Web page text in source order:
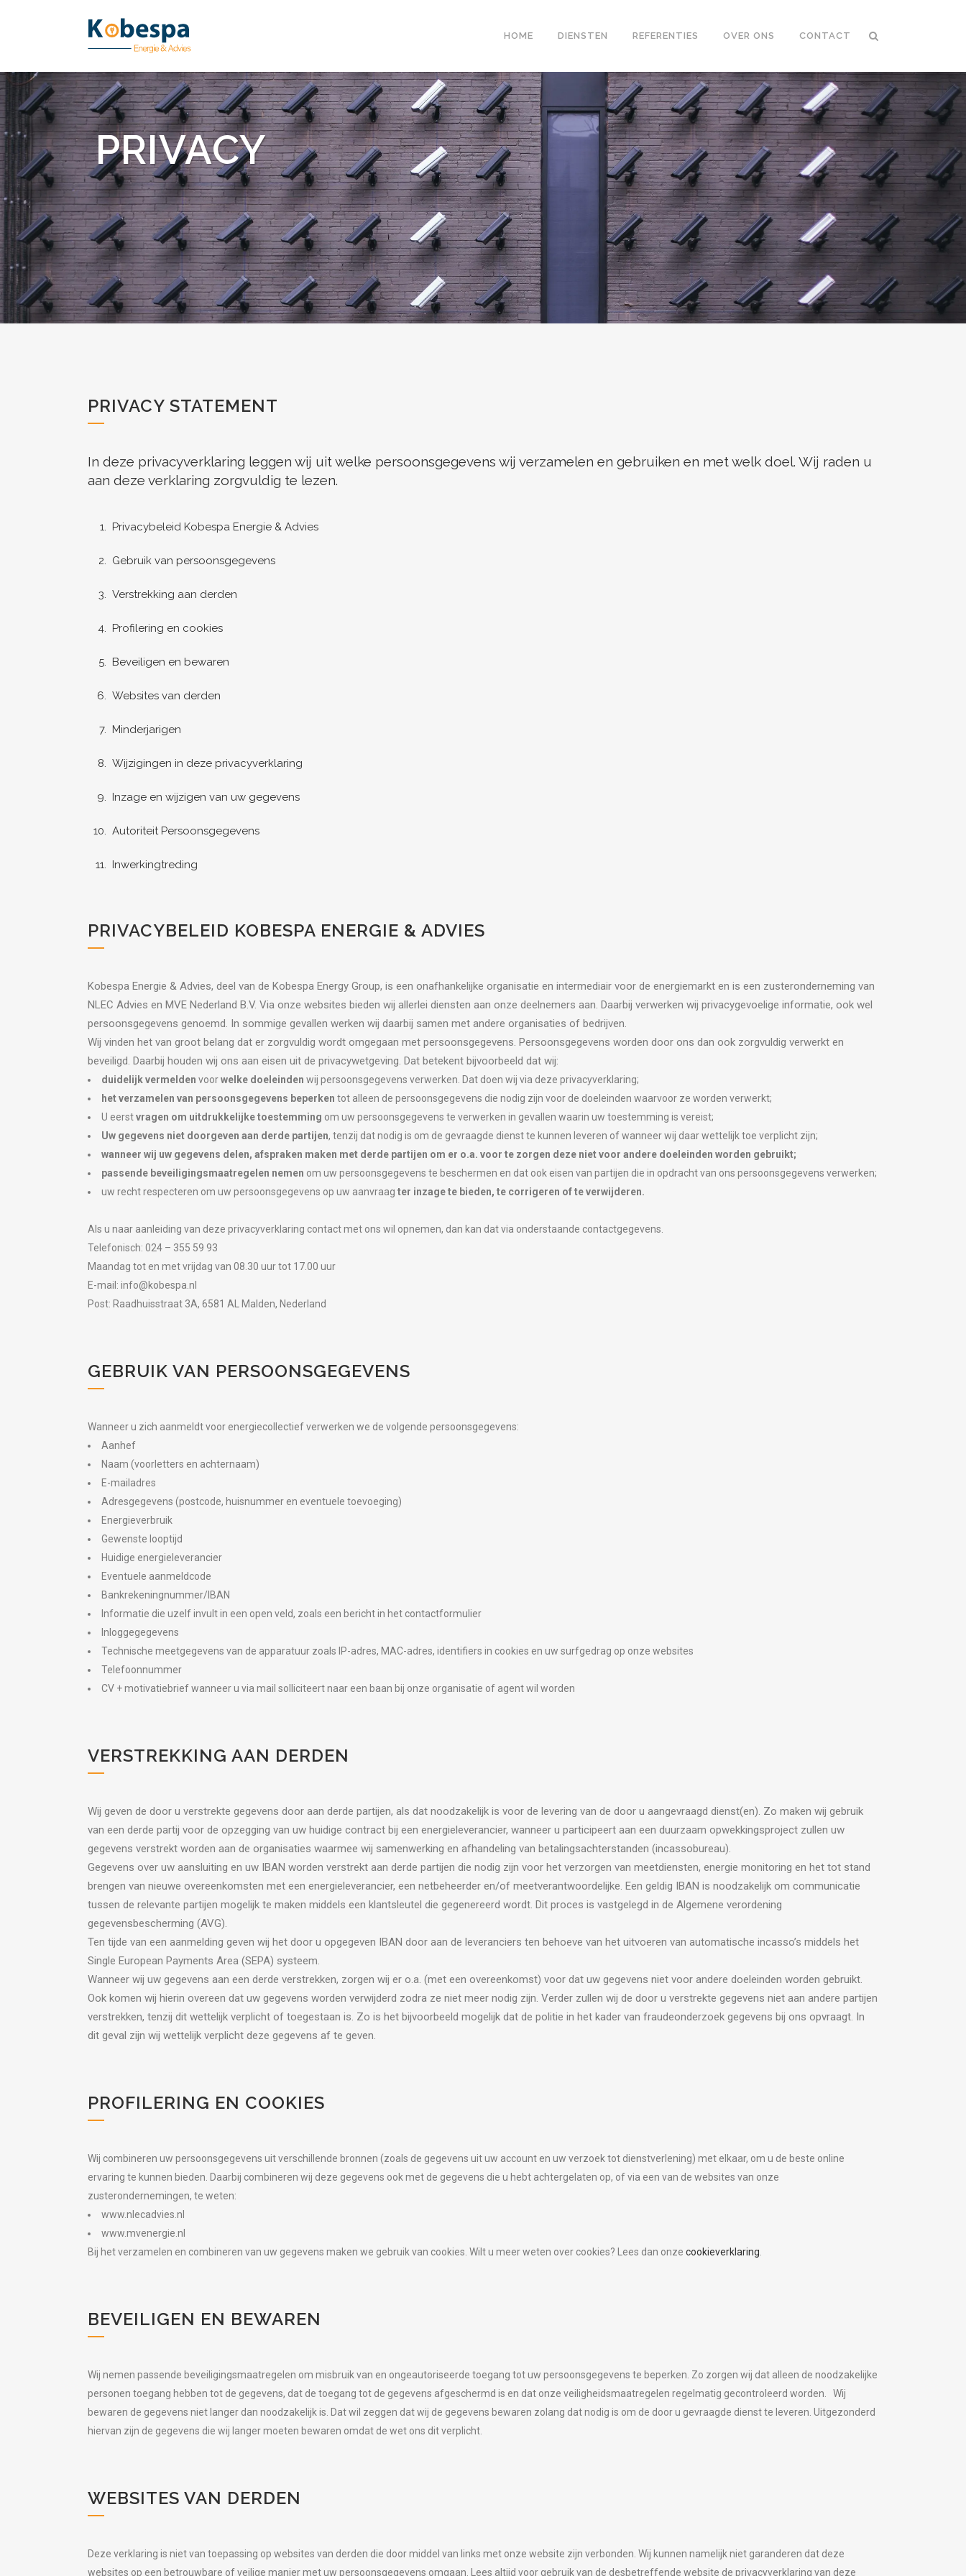
HOME DIENSTEN REFERENTIES OVER ONS CONTACT
PRIVACY
PRIVACY STATEMENT
In deze privacyverklaring leggen wij uit welke persoonsgegevens wij verzamelen en gebruiken en met welk doel. Wij raden u
aan deze verklaring zorgvuldig te lezen.
Privacybeleid Kobespa Energie & Advies
Gebruik van persoonsgegevens
Verstrekking aan derden
Profilering en cookies
Beveiligen en bewaren
Websites van derden
Minderjarigen
Wijzigingen in deze privacyverklaring
Inzage en wijzigen van uw gegevens
Autoriteit Persoonsgegevens
Inwerkingtreding
PRIVACYBELEID KOBESPA ENERGIE & ADVIES
Kobespa Energie & Advies, deel van de Kobespa Energy Group, is een onafhankelijke organisatie en intermediair voor de energiemarkt en is een zusteronderneming van
NLEC Advies en MVE Nederland B.V. Via onze websites bieden wij allerlei diensten aan onze deelnemers aan. Daarbij verwerken wij privacygevoelige informatie, ook wel
persoonsgegevens genoemd. In sommige gevallen werken wij daarbij samen met andere organisaties of bedrijven.
Wij vinden het van groot belang dat er zorgvuldig wordt omgegaan met persoonsgegevens. Persoonsgegevens worden door ons dan ook zorgvuldig verwerkt en
beveiligd. Daarbij houden wij ons aan eisen uit de privacywetgeving. Dat betekent bijvoorbeeld dat wij:
duidelijk vermelden voorwelke doeleinden wij persoonsgegevens verwerken. Dat doen wij via deze privacyverklaring;
het verzamelen van persoonsgegevens beperken tot alleen de persoonsgegevens die nodig zijn voor de doeleinden waarvoor ze worden verwerkt;
U eerstvragen om uitdrukkelijke toestemming om uw persoonsgegevens te verwerken in gevallen waarin uw toestemming is vereist;
Uw gegevens niet doorgeven aan derde partijen, tenzij dat nodig is om de gevraagde dienst te kunnen leveren of wanneer wij daar wettelijk toe verplicht zijn;
wanneer wij uw gegevens delen, afspraken maken met derde partijen om er o.a. voor te zorgen deze niet voor andere doeleinden worden gebruikt;
passende beveiligingsmaatregelen nemen om uw persoonsgegevens te beschermen en dat ook eisen van partijen die in opdracht van ons persoonsgegevens verwerken;
uw recht respecteren om uw persoonsgegevens op uw aanvraag ter inzage te bieden, te corrigeren of te verwijderen.
Als u naar aanleiding van deze privacyverklaring contact met ons wil opnemen, dan kan dat via onderstaande contactgegevens.
Telefonisch: 024 – 355 59 93
Maandag tot en met vrijdag van 08.30 uur tot 17.00 uur
E-mail: info@kobespa.nl
Post: Raadhuisstraat 3A, 6581 AL Malden, Nederland
GEBRUIK VAN PERSOONSGEGEVENS
Wanneer u zich aanmeldt voor energiecollectief verwerken we de volgende persoonsgegevens:
Aanhef
Naam (voorletters en achternaam)
E-mailadres
Adresgegevens (postcode, huisnummer en eventuele toevoeging)
Energieverbruik
Gewenste looptijd
Huidige energieleverancier
Eventuele aanmeldcode
Bankrekeningnummer/IBAN
Informatie die uzelf invult in een open veld, zoals een bericht in het contactformulier
Inloggegegevens
Technische meetgegevens van de apparatuur zoals IP-adres, MAC-adres, identifiers in cookies en uw surfgedrag op onze websites
Telefoonnummer
CV + motivatiebrief wanneer u via mail solliciteert naar een baan bij onze organisatie of agent wil worden
VERSTREKKING AAN DERDEN
Wij geven de door u verstrekte gegevens door aan derde partijen, als dat noodzakelijk is voor de levering van de door u aangevraagd dienst(en). Zo maken wij gebruik
van een derde partij voor de opzegging van uw huidige contract bij een energieleverancier, wanneer u participeert aan een duurzaam opwekkingsproject zullen uw
gegevens verstrekt worden aan de organisaties waarmee wij samenwerking en afhandeling van betalingsachterstanden (incassobureau).
Gegevens over uw aansluiting en uw IBAN worden verstrekt aan derde partijen die nodig zijn voor het verzorgen van meetdiensten, energie monitoring en het tot stand
brengen van nieuwe overeenkomsten met een energieleverancier, een netbeheerder en/of meetverantwoordelijke. Een geldig IBAN is noodzakelijk om communicatie
tussen de relevante partijen mogelijk te maken middels een klantsleutel die gegenereerd wordt. Dit proces is vastgelegd in de Algemene verordening
gegevensbescherming (AVG).
Ten tijde van een aanmelding geven wij het door u opgegeven IBAN door aan de leveranciers ten behoeve van het uitvoeren van automatische incasso’s middels het
Single European Payments Area (SEPA) systeem.
Wanneer wij uw gegevens aan een derde verstrekken, zorgen wij er o.a. (met een overeenkomst) voor dat uw gegevens niet voor andere doeleinden worden gebruikt.
Ook komen wij hierin overeen dat uw gegevens worden verwijderd zodra ze niet meer nodig zijn. Verder zullen wij de door u verstrekte gegevens niet aan andere partijen
verstrekken, tenzij dit wettelijk verplicht of toegestaan is. Zo is het bijvoorbeeld mogelijk dat de politie in het kader van fraudeonderzoek gegevens bij ons opvraagt. In
dit geval zijn wij wettelijk verplicht deze gegevens af te geven.
PROFILERING EN COOKIES
Wij combineren uw persoonsgegevens uit verschillende bronnen (zoals de gegevens uit uw account en uw verzoek tot dienstverlening) met elkaar, om u de beste online
ervaring te kunnen bieden. Daarbij combineren wij deze gegevens ook met de gegevens die u hebt achtergelaten op, of via een van de websites van onze
zusterondernemingen, te weten:
www.nlecadvies.nl
www.mvenergie.nl
Bij het verzamelen en combineren van uw gegevens maken we gebruik van cookies. Wilt u meer weten over cookies? Lees dan onze cookieverklaring
BEVEILIGEN EN BEWAREN
Wij nemen passende beveiligingsmaatregelen om misbruik van en ongeautoriseerde toegang tot uw persoonsgegevens te beperken. Zo zorgen wij dat alleen de noodzakelijke
personen toegang hebben tot de gegevens, dat de toegang tot de gegevens afgeschermd is en dat onze veiligheidsmaatregelen regelmatig gecontroleerd worden.
Wij
bewaren de gegevens niet langer dan noodzakelijk is. Dat wil zeggen dat wij de gegevens bewaren zolang dat nodig is om de door u gevraagde dienst te leveren. Uitgezonderd
hiervan zijn de gegevens die wij langer moeten bewaren omdat de wet ons dit verplicht.
WEBSITES VAN DERDEN
Deze verklaring is niet van toepassing op websites van derden die door middel van links met onze website zijn verbonden. Wij kunnen namelijk niet garanderen dat deze
websites op een betrouwbare of veilige manier met uw persoonsgegevens omgaan. Lees altijd voor gebruik van de desbetreffende website de privacyverklaring van deze